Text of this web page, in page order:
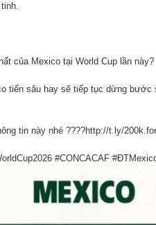
của Mexico tại World Cup lần này?
tiến sâu hay sẽ tiếp tục dừng
tin này nhé ????http://t.ly/
#CONCACAF